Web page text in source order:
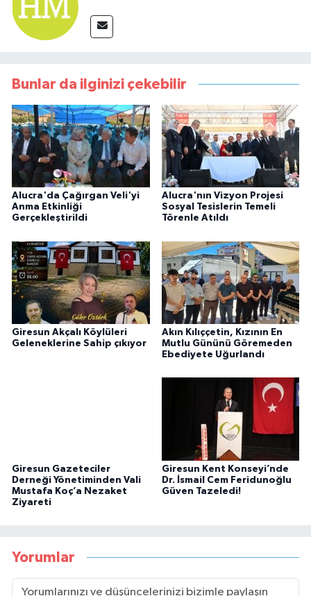
Bunlar da ilginizi çekebilir
Alucra'da Çağırgan Veli'yi
Anma Etkinliği
Gerçekleştirildi
Alucra'nın Vizyon Projesi
Sosyal Tesislerin Temeli
Törenle Atıldı
Giresun Akçalı Köylüleri
Geleneklerine Sahip çıkıyor
Akın Kılıççetin, Kızının En
Mutlu Gününü Göremeden
Ebediyete Uğurlandı
Giresun Gazeteciler
Derneği Yönetiminden Vali
Mustafa Koç’a Nezaket
Ziyareti
Giresun Kent Konseyi’nde
Dr. İsmail Cem Feridunoğlu
Güven Tazeledi!
Yorumlar